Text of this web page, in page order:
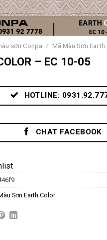
sơn Conpa / Mã Màu Sơn
– EC 10-05
HOTLINE:
CHAT FACEBOOK
Sơn Earth Color